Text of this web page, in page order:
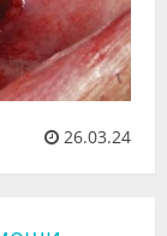
26.03.24